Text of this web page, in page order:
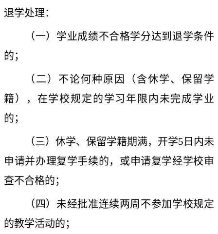
退学处理：
（一）学业成绩不合格学分达到退学条件
的；
（二）不论何种原因（含休学、保留学
籍）， 在学校规定的学习年限内未完成学业
的；
（三） 休学、保留学籍期满，开学5 日内未
申请并办理复学手续的，或申请复学经学校审
查不合格的；
（四）未经批准连续两周不参加学校规定
的教学活动的；